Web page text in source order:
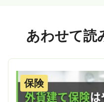
あわせて読
保険